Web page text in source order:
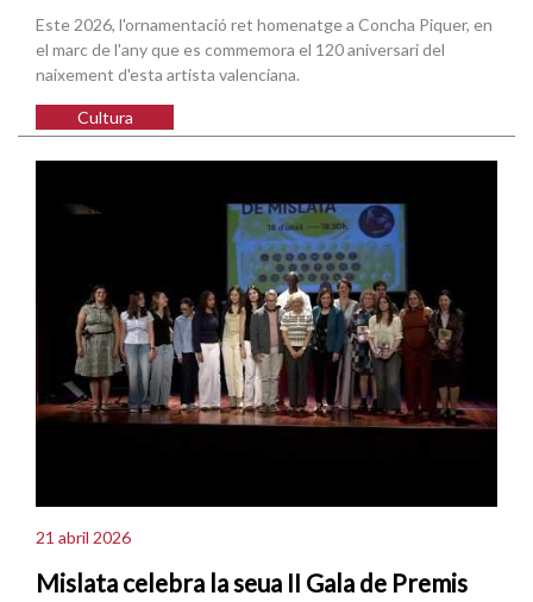
Este 2026, l'ornamentació ret homenatge a Concha Piquer, en
el marc de l'any que es commemora el 120 aniversari del
naixement d'esta artista valenciana.
Cultura
21 abril 2026
Mislata celebra la seua II Gala de Premis